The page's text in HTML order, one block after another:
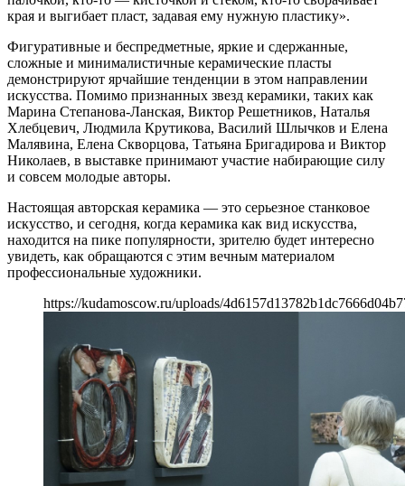
края и выгибает пласт, задавая ему нужную пластику».
Фигуративные и беспредметные, яркие и сдержанные,
сложные и минималистичные керамические пласты
демонстрируют ярчайшие тенденции в этом направлении
искусства. Помимо признанных звезд керамики, таких как
Марина Степанова-Ланская, Виктор Решетников, Наталья
Хлебцевич, Людмила Крутикова, Василий Шлычков и Елена
Малявина, Елена Скворцова, Татьяна Бригадирова и Виктор
Николаев, в выставке принимают участие набирающие силу
и совсем молодые авторы.
Настоящая авторская керамика — это серьезное станковое
искусство, и сегодня, когда керамика как вид искусства,
находится на пике популярности, зрителю будет интересно
увидеть, как обращаются с этим вечным материалом
профессиональные художники.
https://kudamoscow.ru/uploads/